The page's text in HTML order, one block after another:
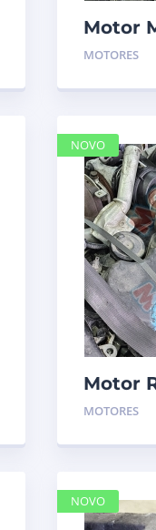
Motor
2005,
MOTORES
Motor
2014,
636
MOTORES
NOVO
NOVO